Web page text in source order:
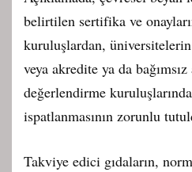
belirtilen sertifika ve
kuruluşlardan,
veya akredite ya da
değerlendirme
ispatlanmasının zorunlu
Takviye edici gıdaların,